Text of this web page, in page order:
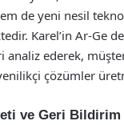
de yeni nesil
Karel’in Ar-Ge
analiz ederek,
çözümler
ve Geri Bildirim